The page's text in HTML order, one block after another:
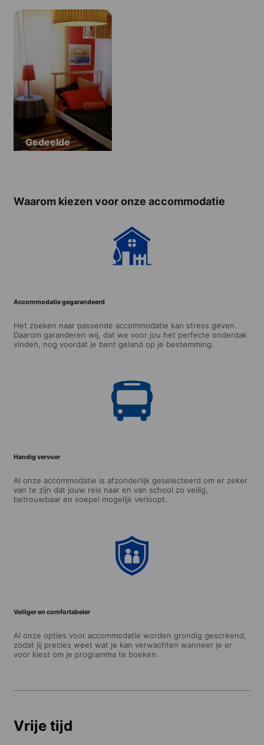
Gedeelde
appartementen
Waarom kiezen voor onze accommodatie
Accommodatie gegarandeerd
Het zoeken naar passende accommodatie kan stress geven.
Daarom garanderen wij, dat we voor jou het perfecte onderdak
vinden, nog voordat je bent geland op je bestemming.
Handig vervoer
Al onze accommodatie is afzonderlijk geselecteerd om er zeker
van te zijn dat jouw reis naar en van school zo veilig,
betrouwbaar en soepel mogelijk verloopt.
Veiliger en comfortabeler
Al onze opties voor accommodatie worden grondig gescreend,
zodat jij precies weet wat je kan verwachten wanneer je er
voor kiest om je programma te boeken.
Vrije tijd